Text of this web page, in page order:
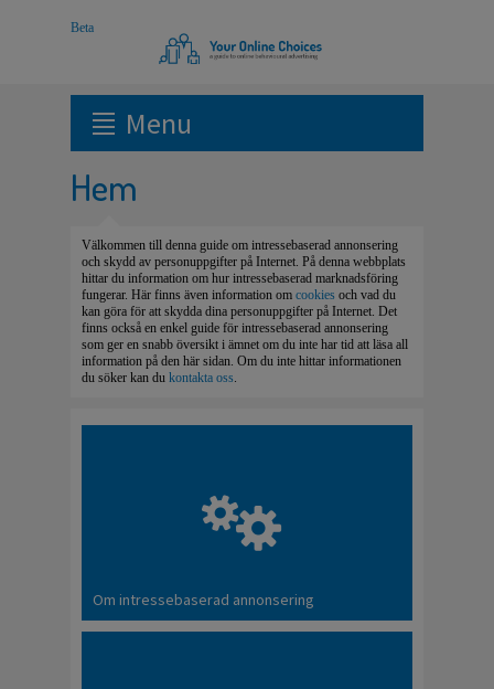
Menu
Hem
Välkommen till denna guide om intressebaserad annonsering
och skydd av personuppgifter på Internet. På denna webbplats
hittar du information om hur intressebaserad marknadsföring
fungerar. Här finns även information om cookies och vad du
kan göra för att skydda dina personuppgifter på Internet. Det
finns också en enkel guide för intressebaserad annonsering
som ger en snabb översikt i ämnet om du inte har tid att läsa all
information på den här sidan. Om du inte hittar informationen
du söker kan du kontakta oss.
Om intressebaserad annonsering